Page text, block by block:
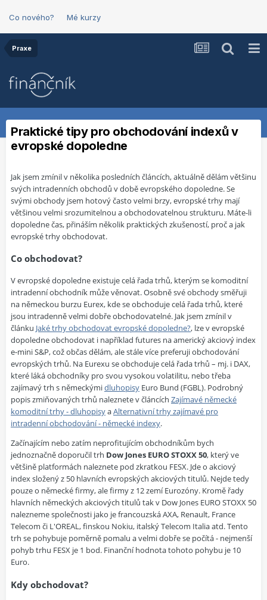
Co nového? Mé kurzy
Praxe
Praktické tipy pro obchodování indexů v
evropské dopoledne
Jak jsem zmínil v několika posledních článcích, aktuálně dělám většinu
svých intradenních obchodů v době evropského dopoledne. Se
svými obchody jsem hotový často velmi brzy, evropské trhy mají
většinou velmi srozumitelnou a obchodovatelnou strukturu. Máte-li
dopoledne čas, přináším několik praktických zkušeností, proč a jak
evropské trhy obchodovat.
Co obchodovat?
V evropské dopoledne existuje celá řada trhů, kterým se komoditní
intradenní obchodník může věnovat. Osobně své obchody směřuji
na německou burzu Eurex, kde se obchoduje celá řada trhů, které
jsou intradenně velmi dobře obchodovatelné. Jak jsem zmínil v
článku Jaké trhy obchodovat evropské dopoledne?, lze v evropské
dopoledne obchodovat i například futures na americký akciový index
e-mini S&P, což občas dělám, ale stále více preferuji obchodování
evropských trhů. Na Eurexu se obchoduje celá řada trhů – mj. i DAX,
které láká obchodníky pro svou vysokou volatilitu, nebo třeba
zajímavý trh s německýmidluhopisy Euro Bund (FGBL). Podrobný
popis zmiňovaných trhů naleznete v článcích Zajímavé německé
komoditní trhy - dluhopisyaAlternativní trhy zajímavé pro
intradenní obchodování - německé indexy.
Začínajícím nebo zatím neprofitujícím obchodníkům bych
jednoznačně doporučil trh Dow Jones EURO STOXX 50, který ve
většině platformách naleznete pod zkratkou FESX. Jde o akciový
index složený z 50 hlavních evropských akciových titulů. Nejde tedy
pouze o německé firmy, ale firmy z 12 zemí Eurozóny. Kromě řady
hlavních německých akciových titulů tak v Dow Jones EURO STOXX 50
nalezneme společnosti jako je francouzská AXA, Renault, France
Telecom či L'OREAL, finskou Nokiu, italský Telecom Italia atd. Tento
trh se pohybuje poměrně pomalu a velmi dobře se počítá - nejmenší
pohyb trhu FESX je 1 bod. Finanční hodnota tohoto pohybu je 10
Euro.
Kdy obchodovat?